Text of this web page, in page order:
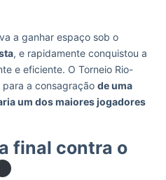
a ganhar espaço sob o
, e rapidamente conquistou a
e eficiente. O Torneio Rio-
para a consagração de uma
um dos maiores jogadores
final contra o